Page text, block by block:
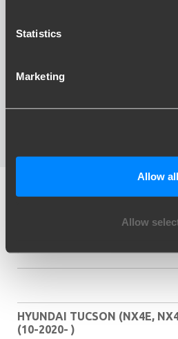
Statistics
Marketing
Allow all
Allow
Tilgængelig for
HYUNDAI TUCSON (NX4E,
(10-2020- )